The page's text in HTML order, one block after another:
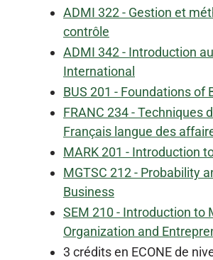
ADMI 322 - Gestion et
contrôle
ADMI 342 - Introduction
International
BUS 201 - Foundations of
FRANC 234 - Techniques
Français langue des
MARK 201 - Introduction
MGTSC 212 - Probability
Business
SEM 210 - Introduction to
Organization and
3 crédits en ECONE de